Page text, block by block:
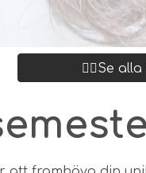
👉🏻Se